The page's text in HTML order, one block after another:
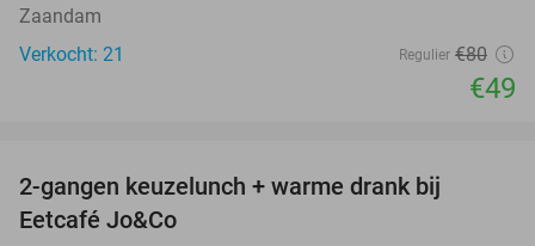
Zaandam
Verkocht: 21
Regulier €80
€49
2-gangen keuzelunch + warme drank bij
Eetcafé Jo&Co